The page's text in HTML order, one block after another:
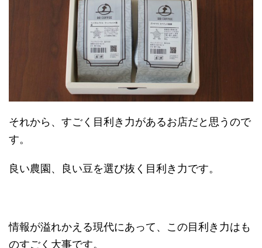
それから、すごく目利き力があるお店だと思うので
す。
良い農園、良い豆を選び抜く目利き力です。
情報が溢れかえる現代にあって、この目利き力はも
のすごく大事です。